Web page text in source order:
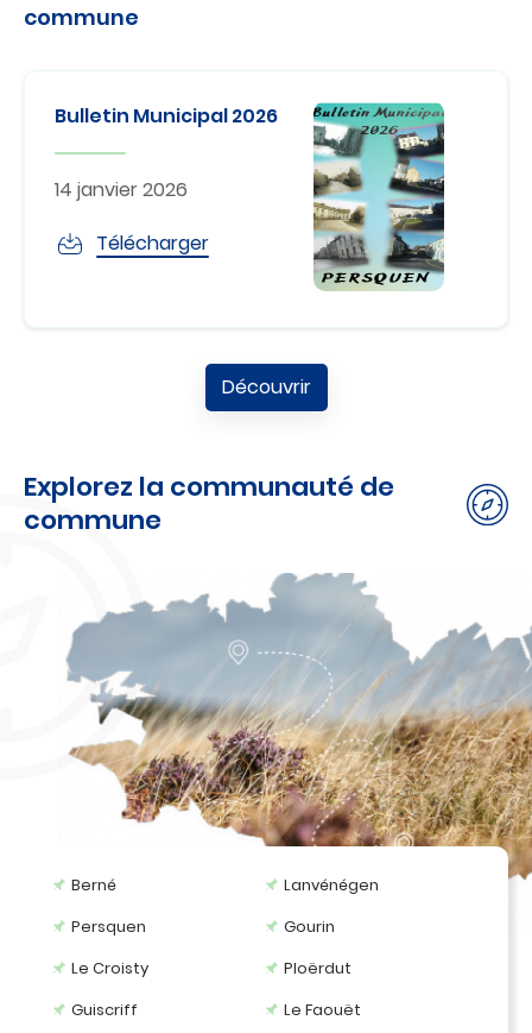
commune
Bulletin Municipal 2026
14 janvier 2026
Télécharger
Découvrir
Explorez la communauté de
commune
Berné
Lanvénégen
Persquen
Gourin
Le Croisty
Ploërdut
Guiscriff
Le Faouët